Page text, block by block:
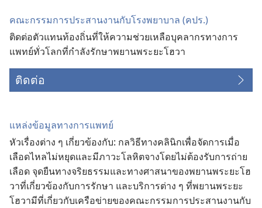
คณะ​กรรมการ​ประสาน​งาน​กับ​โรง​พยาบาล (คปร.)
ติด​ต่อ​ตัว​แทน​ท้องถิ่น​ที่​ให้​ความ​ช่วยเหลือ​บุคลากร​ทาง​การ​
แพทย์​ทั่ว​โลก​ที่​กำลัง​รักษา​พยาน​พระ​ยะโฮวา
ติดต่อ
แหล่ง​ข้อมูล​ทาง​การ​แพทย์
หัว​เรื่อง​ต่าง ๆ เกี่ยว​ข้อง​กับ: กล​วิธี​ทาง​คลินิก​เพื่อ​จัด​การ​เมื่อ​
เลือด​ไหล​ไม่​หยุด​และ​มี​ภาวะ​โลหิต​จาง​โดย​ไม่​ต้อง​รับ​การ​ถ่าย​
เลือด จุด​ยืน​ทาง​จริยธรรม​และ​ทาง​ศาสนา​ของ​พยาน​พระ​ยะโฮ
วา​ที่​เกี่ยว​ข้อง​กับ​การ​รักษา และ​บริการ​ต่าง ๆ ที่​พยาน​พระ​ยะ
โฮวา​มี​ที่​เกี่ยว​กับ​เครือ​ข่าย​ของ​คณะ​กรรมการ​ประสาน​งาน​กับ​